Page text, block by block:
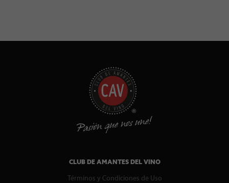
CLUB DE AMANTES DEL VINO
Términos y Condiciones de Uso